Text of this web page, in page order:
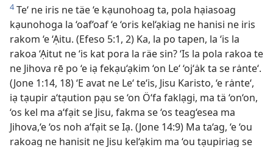
4Te‘ ne iris ne täe ‘e kạunohoag ta, pola hạiasoag
kạunohoga la ‘oaf‘oaf ‘e ‘oris kel‘ạkiag ne hanisi ne iris
rakom ‘e ‘Ạitu. (Efeso 5:1, 2) Ka, la po tapen, la ‘is la
rakoa ‘Ạitut ne ‘is kat pora la räe sin? ‘Is la pola rakoa te
ne Jihova rē po ‘e iạ fekạu‘ạkim ‘on Le‘ ‘oj‘ȧk ta se rȧnte‘.
(Jone 1:14, 18) ‘E avat ne Le‘ te‘is, Jisu Karisto, ‘e rȧnte‘,
iạ tạupir a‘tạution pạu se ‘on Ö‘fa faklạgi, ma tä ‘on‘on,
‘os kel ma a‘fạit se Jisu, fakma se ‘os teag‘esea ma
Jihova,‘e ‘os noh a‘fạit se Iạ. (Jone 14:9) Ma ta‘ag, ‘e ‘ou
rakoag ne hanisit ne Jisu kel‘ạkim ma ‘ou tạupiriag se